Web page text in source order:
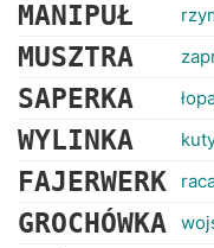
MANIPUŁ
MUSZTRA
SAPERKA
WYLINKA
FAJERWERK
GROCHÓWKA